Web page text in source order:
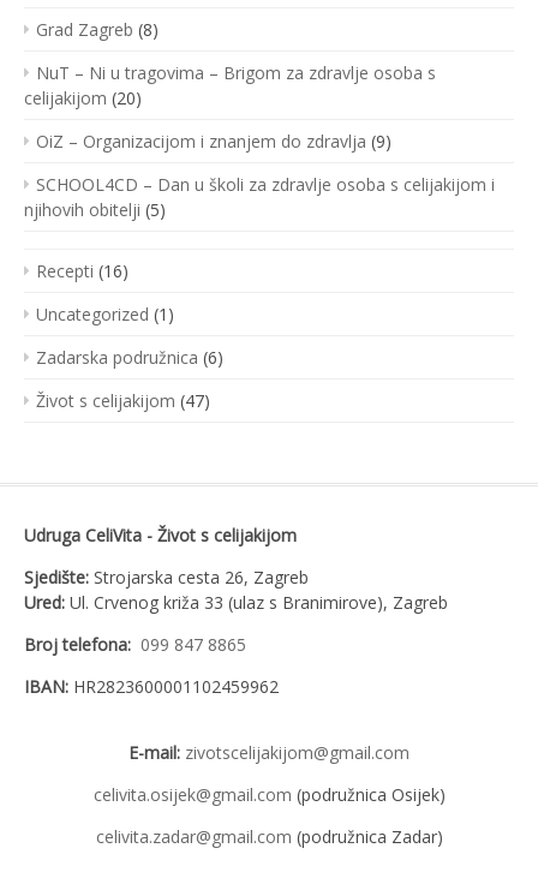
Grad Zagreb (8)
NuT – Ni u tragovima – Brigom za zdravlje osoba s
celijakijom (20)
OiZ – Organizacijom i znanjem do zdravlja (9)
SCHOOL4CD – Dan u školi za zdravlje osoba s celijakijom i
njihovih obitelji (5)
Recepti (16)
Uncategorized (1)
Zadarska podružnica (6)
Život s celijakijom (47)
Udruga CeliVita - Život s celijakijom
Sjedište: Strojarska cesta 26, Zagreb
Ured: Ul. Crvenog križa 33 (ulaz s Branimirove), Zagreb
Broj telefona: 099 847 8865
IBAN: HR2823600001102459962
E-mail: zivotscelijakijom@gmail.com
celivita.osijek@gmail.com (podružnica Osijek)
celivita.zadar@gmail.com (podružnica Zadar)